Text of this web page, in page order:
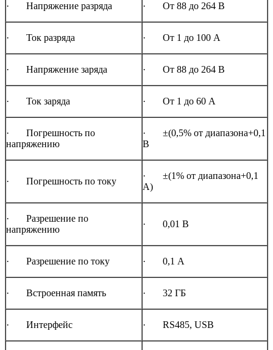
· Напряжение разряда · От 88 до 264 В
· Ток разряда · От 1 до 100 А
· Напряжение заряда · От 88 до 264 В
· Ток заряда · От 1 до 60 А
· Погрешность по
напряжению
· ±(0,5% от диапазона+0,1
В
· Погрешность по току
· ±(1% от диапазона+0,1
А)
· Разрешение по
напряжению
· 0,01 В
· Разрешение по току · 0,1 А
· Встроенная память · 32 ГБ
· Интерфейс · RS485, USB